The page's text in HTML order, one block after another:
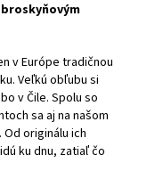
v Európe tradičnou
Veľkú obľubu si
v Čile. Spolu so
sa aj na našom
originálu ich
ku dnu, zatiaľ čo